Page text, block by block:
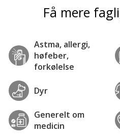
Få mere
Astma, allergi,
høfeber,
forkølelse
Dyr
Generelt om
medicin